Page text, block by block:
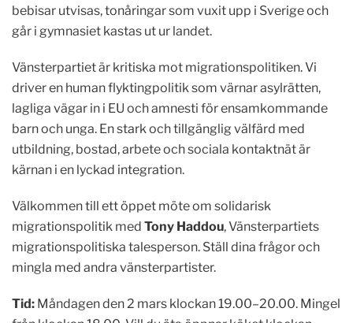
bebisar utvisas, tonåringar som vuxit upp i Sverige och
går i gymnasiet kastas ut ur landet.
Vänsterpartiet är kritiska mot migrationspolitiken. Vi
driver en human flyktingpolitik som värnar asylrätten,
lagliga vägar in i EU och amnesti för ensamkommande
barn och unga. En stark och tillgänglig välfärd med
utbildning, bostad, arbete och sociala kontaktnät är
kärnan i en lyckad integration.
Välkommen till ett öppet möte om solidarisk
migrationspolitik med Tony Haddou, Vänsterpartiets
migrationspolitiska talesperson. Ställ dina frågor och
mingla med andra vänsterpartister.
Tid: Måndagen den 2 mars klockan 19.00–20.00. Mingel